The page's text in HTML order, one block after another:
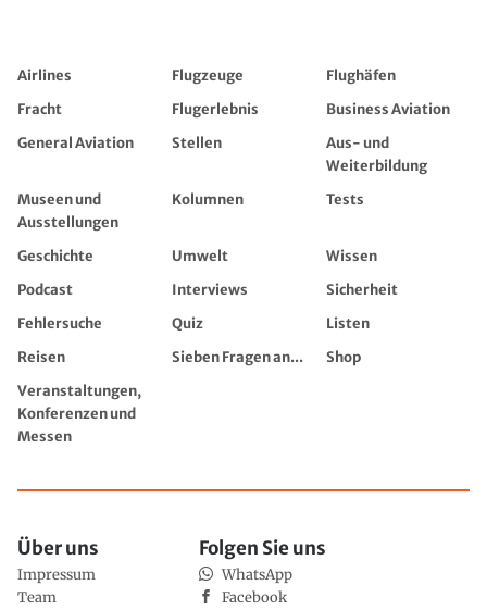
Airlines Flugzeuge
Flughäfen
Fracht
Flugerlebnis
Business Aviation
General Aviation
Stellen
Aus- und
Weiterbildung
Museen und
Ausstellungen
Kolumnen Tests
Geschichte Umwelt
Wissen
Podcast
Interviews
Sicherheit
Fehlersuche
Quiz
Listen
Reisen
Sieben Fragen an...
Shop
Veranstaltungen,
Konferenzen und
Messen
Über uns
Impressum
Team
Folgen Sie uns
WhatsApp
Facebook